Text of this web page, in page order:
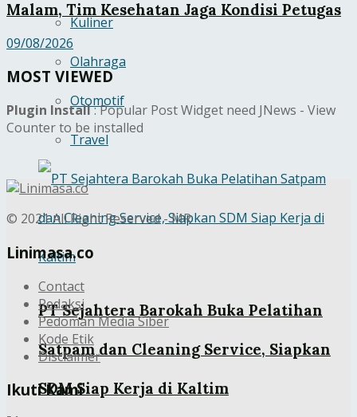
Kuliner
Olahraga
Otomotif
Travel
PT Sejahtera Barokah Buka Pelatihan
Satpam dan Cleaning Service, Siapkan
SDM Siap Kerja di Kaltim
Malam, Tim Kesehatan Jaga Kondisi Petugas
09/08/2026
MOST VIEWED
Plugin Install: Popular Post Widget need JNews - View
Counter to be installed
© 2021 All Right Reserved - MR
Linimasa.co
Contact
Redaksi
Pedoman Media Siber
Kode Etik
Disclaimer
Ikuti Kami